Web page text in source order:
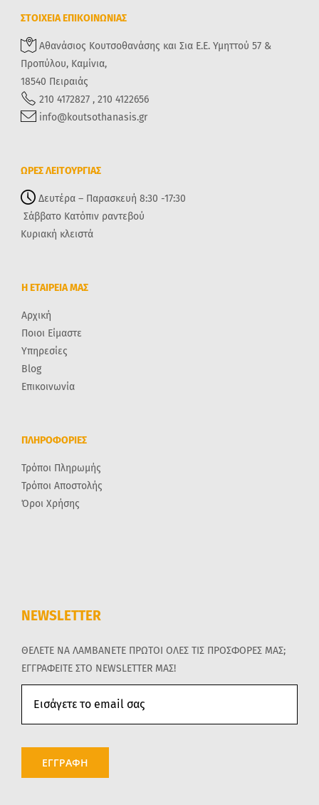
ΣΤΟΙΧΕΙΑ ΕΠΙΚΟΙΝΩΝΙΑΣ
Αθανάσιος Κουτσοθανάσης και Σια Ε.Ε. Υμηττού 57 &
Προπύλου, Καμίνια,
18540 Πειραιάς
210 4172827 , 210 4122656
info@koutsothanasis.gr
ΩΡΕΣ ΛΕΙΤΟΥΡΓΙΑΣ
Δευτέρα – Παρασκευή 8:30 -17:30
Σάββατο Κατόπιν ραντεβού
Κυριακή κλειστά
Η ΕΤΑΙΡΕΙΑ ΜΑΣ
Αρχική
Ποιοι Είμαστε
Υπηρεσίες
Blog
Επικοινωνία
ΠΛΗΡΟΦΟΡΙΕΣ
Τρόποι Πληρωμής
Τρόποι Αποστολής
Όροι Χρήσης
NEWSLETTER
ΘΕΛΕΤΕ ΝΑ ΛΑΜΒΑΝΕΤΕ ΠΡΩΤΟΙ ΟΛΕΣ ΤΙΣ ΠΡΟΣΦΟΡΕΣ ΜΑΣ;
ΕΓΓΡΑΦΕΙΤΕ ΣΤΟ NEWSLETTER ΜΑΣ!
ΕΓΓΡΑΦΗ